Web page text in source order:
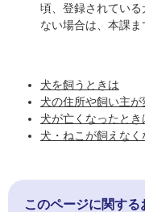
頃、登録されてい
ない場合は、本課ま
犬を飼うときは
犬の住所や飼い主
犬が亡くなったとき
犬・ねこが飼えなく
このページに関す